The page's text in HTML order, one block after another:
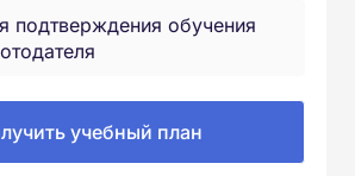
подтверждения обучения
учебный план